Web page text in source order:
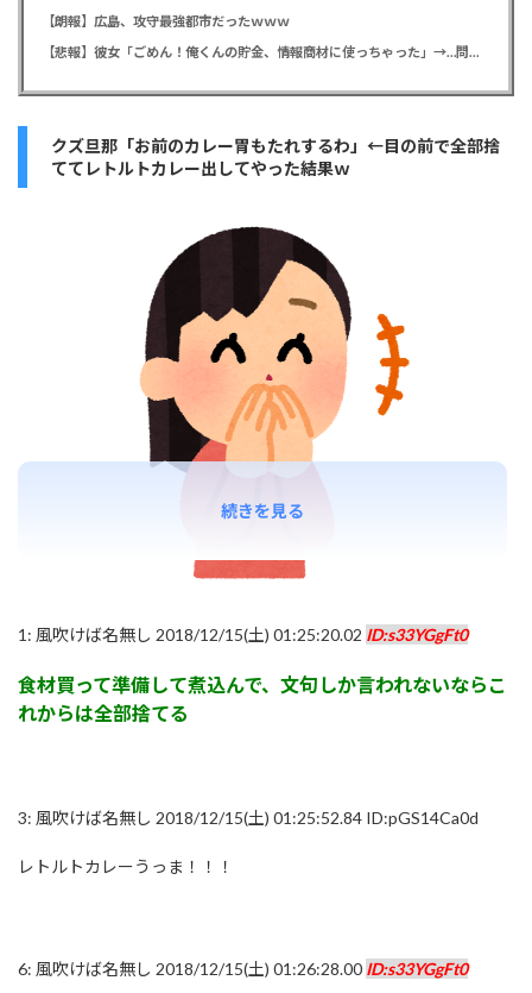
【朗報】広島、攻守最強都市だったｗｗｗ
【悲報】彼女「ごめん！俺くんの貯金、情報商材に使っちゃった」→…問い詰めたらギャン泣きされたんだが俺が悪いのか？
クズ旦那「お前のカレー胃もたれするわ」←目の前で全部捨
ててレトルトカレー出してやった結果ｗ
1: 風吹けば名無し 2018/12/15(土) 01:25:20.02 ID:s33YGgFt0
食材買って準備して煮込んで、文句しか言われないならこ
れからは全部捨てる
3: 風吹けば名無し 2018/12/15(土) 01:25:52.84 ID:pGS14Ca0d
レトルトカレーうっま！！！
6: 風吹けば名無し 2018/12/15(土) 01:26:28.00 ID:s33YGgFt0
続きを見る